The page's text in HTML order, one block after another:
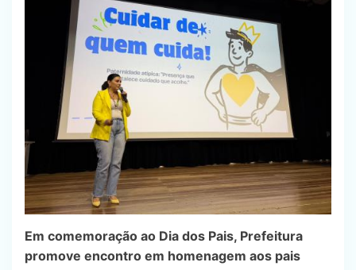
Em comemoração ao Dia dos Pais, Prefeitura
promove encontro em homenagem aos pais